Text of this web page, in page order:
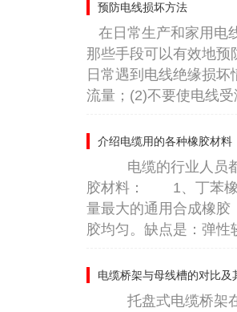
预防电线损坏方法
在日常生产和家用电
那些手段可以有效地
日常遇到电线绝缘损
流量；(2)不要使电线
介绍电缆用的各种橡胶材料
电缆的行业人员都
胶材料： 1、丁苯橡
量最大的通用合成橡胶
胶均匀。缺点是：弹
电缆桥架与母线槽的对比及
托盘式电缆桥架在